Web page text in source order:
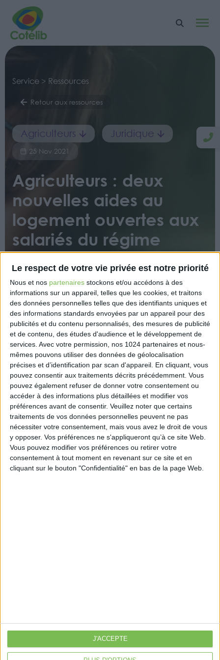
Le respect de votre vie privée est notre priorité
Nous et nos partenaires stockons et/ou accédons à des
informations sur un appareil, telles que les cookies, et traitons
des données personnelles telles que des identifiants uniques et
des informations standards envoyées par un appareil pour des
publicités et du contenu personnalisés, des mesures de publicité
et de contenu, des études d'audience et le développement de
services. Avec votre permission, nos 1024 partenaires et nous-
mêmes pouvons utiliser des données de géolocalisation
précises et d’identification par scan d'appareil. En cliquant, vous
pouvez consentir aux traitements décrits précédemment. Vous
pouvez également refuser de donner votre consentement ou
accéder à des informations plus détaillées et modifier vos
préférences avant de consentir. Veuillez noter que certains
traitements de vos données personnelles peuvent ne pas
nécessiter votre consentement, mais vous avez le droit de vous
y opposer. Vos préférences ne s'appliqueront qu’à ce site Web.
Vous pouvez modifier vos préférences ou retirer votre
consentement à tout moment en revenant sur ce site et en
cliquant sur le bouton "Confidentialité" en bas de la page Web.
J'ACCEPTE
Service > Ressources
Retour aux ressources
Agriculteurs Juridique
25 Nov 2021
Agriculteurs : deux
nouvelles aides au
logement ouvertes aux
salariés du régime
social agricole
Action Logement a complété son offre en direction
des salariés. Deux nouvelles mesures ont été créées,
qui sont ouvertes aux salariés du régime social
agricole et financées par la PEEC (Participation des
employeurs à l’effort de construction) agricole.
https://agriculture.gouv.fr/deux-nouvelles-aides-
au-logement-ouvertes-aux-salaries-du-regime-
social-agricole
À la une
Violette la comptable